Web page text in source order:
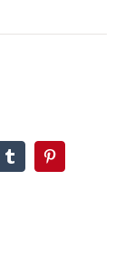
TumblrPinterest